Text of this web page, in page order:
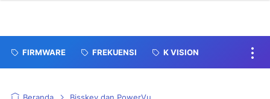
FIRMWARE FREKUENSI K VISION